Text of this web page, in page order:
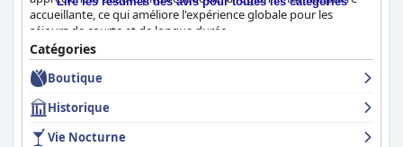
accueillante, ce qui améliore l'expérience globale pour les
séjours de courte et de longue durée.
Le petit-déjeuner au Globe se distingue comme un élément
remarquable, les clients le décrivant fréquemment comme
fantastique ou excellent. Le menu varié comprend des options
telles qu'un petit-déjeuner anglais complet, des fruits, des
yaourts et des plats personnalisés, tous réputés pour leur
qualité et leur fraîcheur. Le service amical et l'ambiance relaxante
Catégories
Boutique
Historique
Vie Nocturne